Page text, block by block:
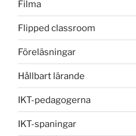
Filma
Flipped classroom
Föreläsningar
Hållbart lärande
IKT-pedagogerna
IKT-spaningar